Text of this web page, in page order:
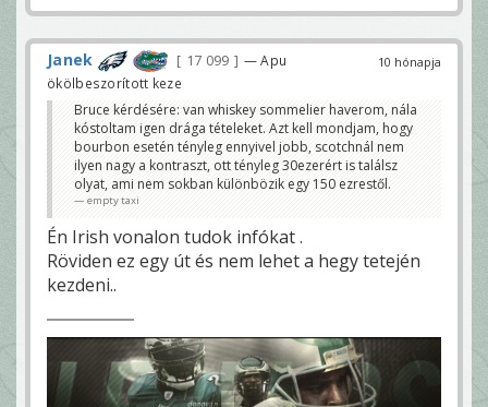
10 hónapja
Janek 17 099
— Apu
ökölbeszorított keze
Bruce kérdésére: van whiskey sommelier haverom, nála
kóstoltam igen drága tételeket. Azt kell mondjam, hogy
bourbon esetén tényleg ennyivel jobb, scotchnál nem
ilyen nagy a kontraszt, ott tényleg 30ezerért is találsz
olyat, ami nem sokban különbözik egy 150 ezrestől.
empty taxi
Én Irish vonalon tudok infókat .
Röviden ez egy út és nem lehet a hegy tetején
kezdeni..